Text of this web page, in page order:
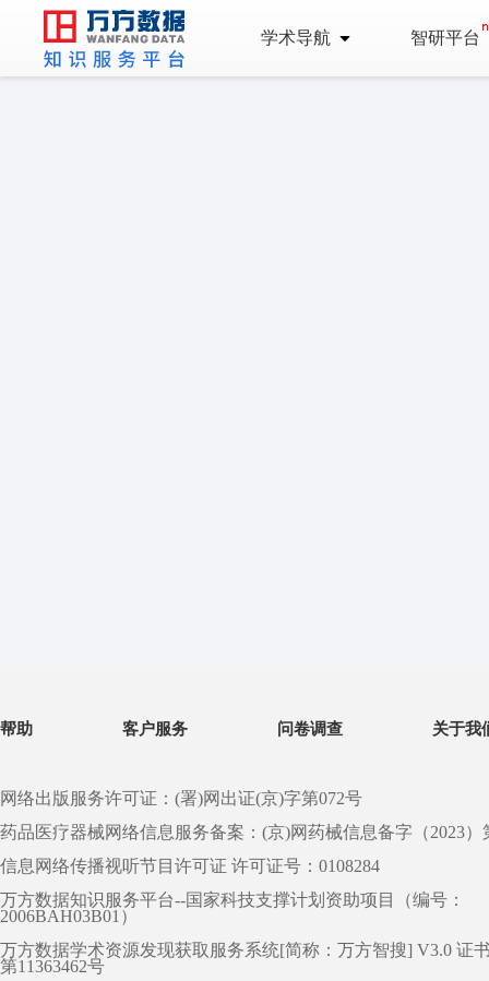
学术导航 智研平台
帮助 客户服务 问卷调查 关于我
网络出版服务许可证：(署)网出证(京)字第072号
药品医疗器械网络信息服务备案：(京)网药械信息备字（2023）
信息网络传播视听节目许可证 许可证号：0108284
万方数据知识服务平台--国家科技支撑计划资助项目（编号：
2006BAH03B01）
万方数据学术资源发现获取服务系统[简称：万方智搜] V3.0 证
第11363462号